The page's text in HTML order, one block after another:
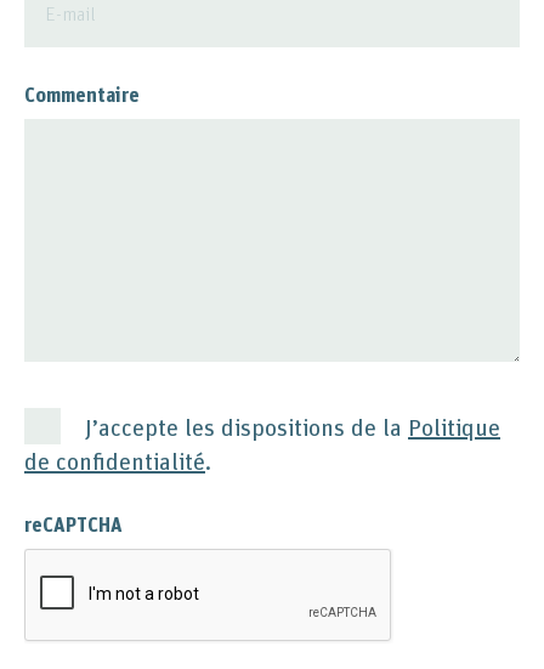
Commentaire
J’accepte les dispositions de la Politique
de confidentialité.
reCAPTCHA